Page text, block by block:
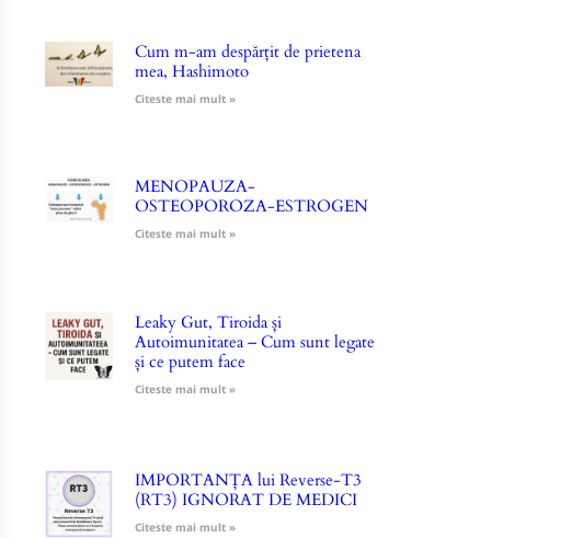
Cum m-am despărțit de prietena
mea, Hashimoto
Citeste mai mult »
MENOPAUZA-
OSTEOPOROZA-ESTROGEN
Citeste mai mult »
Leaky Gut, Tiroida și
Autoimunitatea – Cum sunt legate
și ce putem face
Citeste mai mult »
IMPORTANȚA lui Reverse-T3
(RT3) IGNORAT DE MEDICI
Citeste mai mult »